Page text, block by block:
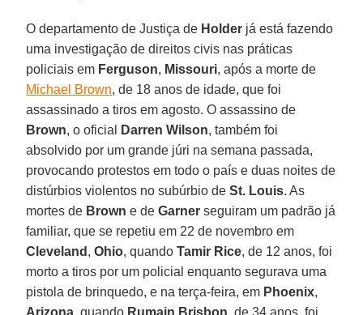
O departamento de Justiça de Holder já está fazendo
uma investigação de direitos civis nas práticas
policiais em Ferguson, Missouri, após a morte de
Michael Brown, de 18 anos de idade, que foi
assassinado a tiros em agosto. O assassino de
Brown, o oficial Darren Wilson, também foi
absolvido por um grande júri na semana passada,
provocando protestos em todo o país e duas noites de
distúrbios violentos no subúrbio deSt. Louis. As
mortes de Brown e deGarner seguiram um padrão já
familiar, que se repetiu em 22 de novembro em
Cleveland ,Ohio, quandoTamir Rice, de 12 anos, foi
morto a tiros por um policial enquanto segurava uma
pistola de brinquedo, e na terça-feira, em Phoenix,
Arizona, quando Rumain Brisbon, de 34 anos, foi